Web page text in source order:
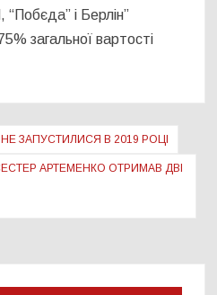
і Берлін”
загальної вартості
НЕ ЗАПУСТИЛИСЯ В 2019 РОЦІ
АРТЕМЕНКО ОТРИМАВ ДВІ